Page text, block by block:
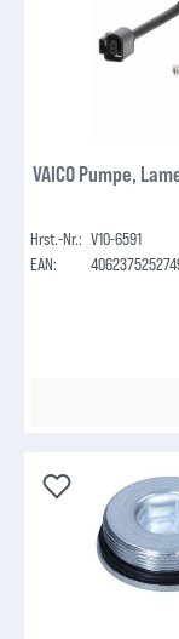
VAICO Pumpe,
Hrst.-Nr.: V10-6591
EAN: